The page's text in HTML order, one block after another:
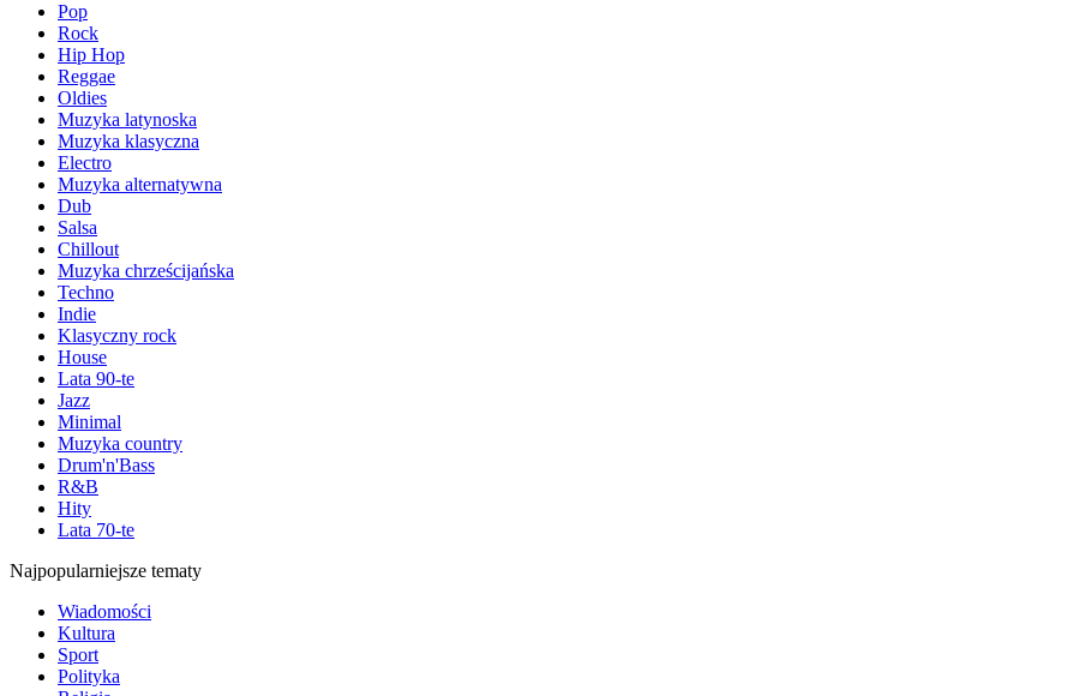
Pop
Rock
Hip Hop
Reggae
Oldies
Muzyka latynoska
Muzyka klasyczna
Electro
Muzyka alternatywna
Dub
Salsa
Chillout
Muzyka chrześcijańska
Techno
Indie
Klasyczny rock
House
Lata 90-te
Jazz
Minimal
Muzyka country
Drum'n'Bass
R&B
Hity
Lata 70-te
Najpopularniejsze tematy
Wiadomości
Kultura
Sport
Polityka